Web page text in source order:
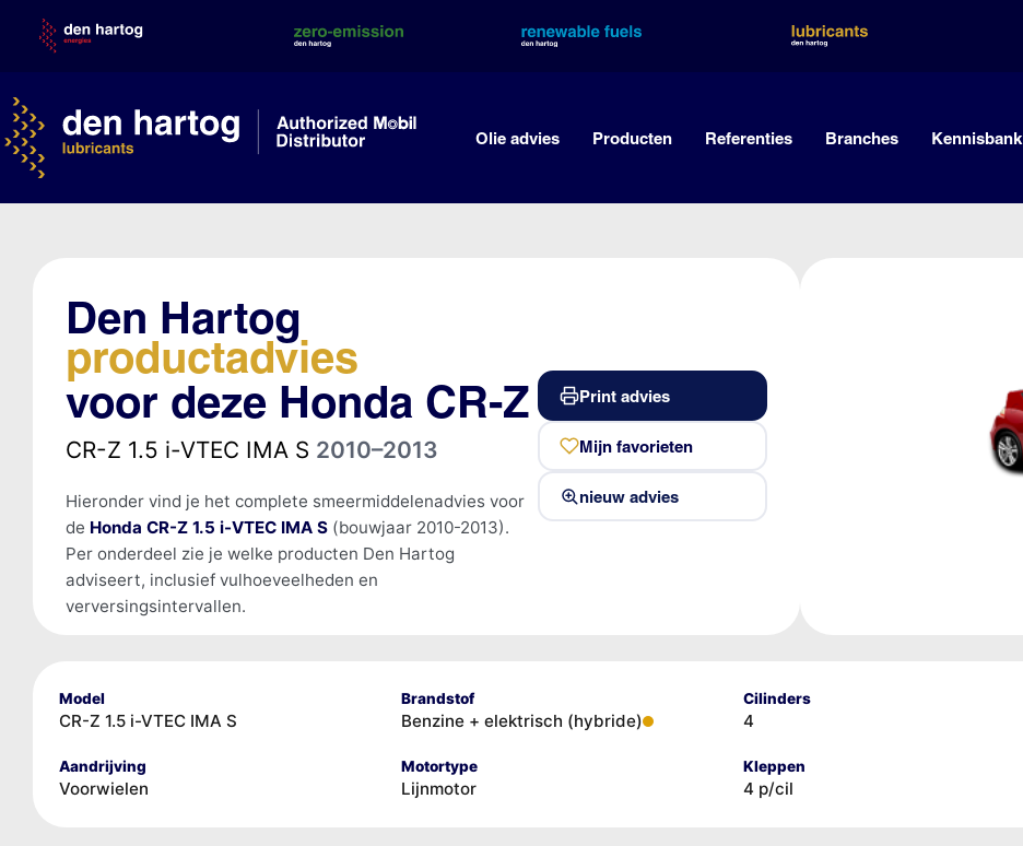
content
Olie advies Producten Referenties Branches Kennisbank
Den Hartog
productadvies
voor deze Honda CR-Z
CR-Z 1.5 i-VTEC IMA S 2010–2013
Hieronder vind je het complete smeermiddelenadvies voor
de Honda CR-Z 1.5 i-VTEC IMA S(bouwjaar 2010-2013).
Per onderdeel zie je welke producten Den Hartog
adviseert, inclusief vulhoeveelheden en
verversingsintervallen.
Print advies
Mijn favorieten
nieuw advies
Model
CR-Z 1.5 i-VTEC IMA S
Brandstof
Benzine + elektrisch (hybride)
Cilinders
4
Aandrijving
Voorwielen
Motortype
Lijnmotor
Kleppen
4 p/cil